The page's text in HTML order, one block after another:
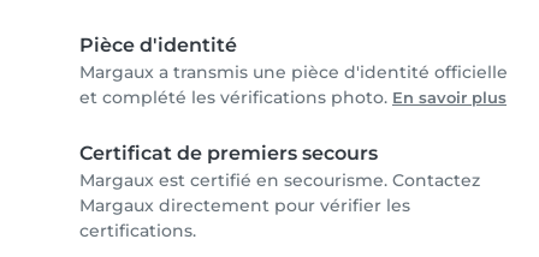
Pièce d'identité
Margaux a transmis une pièce d'identité officielle
et complété les vérifications photo. En savoir plus
Certificat de premiers secours
Margaux est certifié en secourisme. Contactez
Margaux directement pour vérifier les
certifications.